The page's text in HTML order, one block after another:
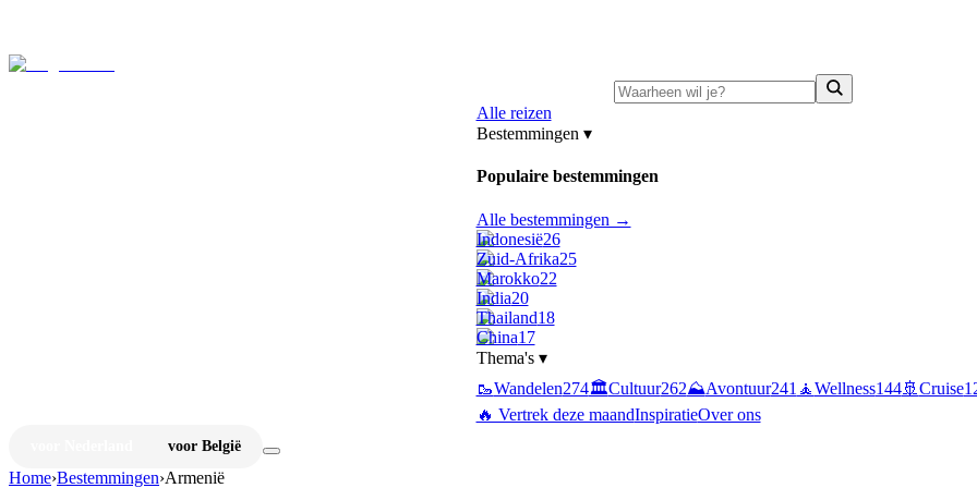
Alle reizen
Bestemmingen ▾
Populaire bestemmingen
Alle bestemmingen →
Indonesië26
Zuid-Afrika25
Marokko22
India20
Thailand18
China17
Thema's ▾
🥾Wandelen274🏛️Cultuur262⛰️Avontuur241 🧘Wellness144🚢 Cruise
🔥 Vertrek deze maandInspiratieOver ons
voor België
Home›Bestemmingen›Armenië